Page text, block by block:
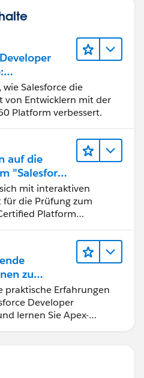
are fields like
according to your needs.
changes in the JS file, which
from all these fields.
HTML markup, you also
for information from this
} from 'lwc';
AddressForm extends
'',
{
= event.target.name;
=
wie Salesforce die
von Entwicklern mit der
Platform verbessert.
auf die
"Salesforce
mit interaktiven
für die Prüfung zum
Platform
zu
und -
praktische Erfahrungen
Developer
lernen Sie Apex-